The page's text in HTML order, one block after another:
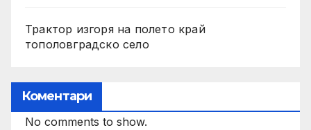
Трактор изгоря на полето край
тополовградско село
Коментари
No comments to show.